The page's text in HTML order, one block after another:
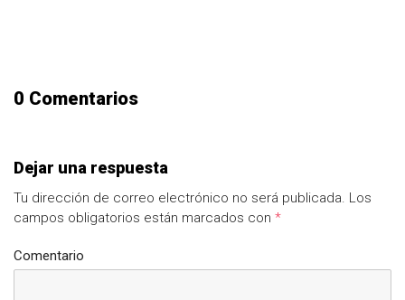
0 Comentarios
Dejar una respuesta
Tu dirección de correo electrónico no será publicada. Los
campos obligatorios están marcados con *
Comentario